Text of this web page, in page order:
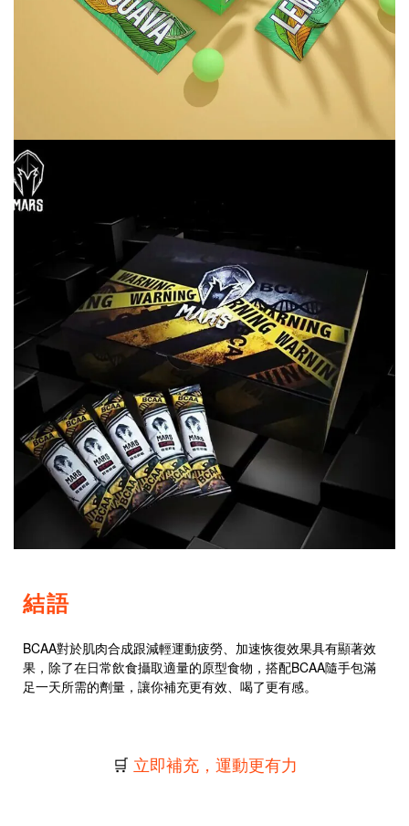
結語
BCAA對於肌肉合成跟減輕運動疲勞、加速恢復效果具有顯著效
果，除了在日常飲食攝取適量的原型食物，搭配BCAA隨手包滿
足一天所需的劑量，讓你補充更有效、喝了更有感。
🛒 立即補充，運動更有力